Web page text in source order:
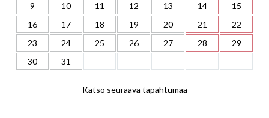
9
10 11 12 13 14
15
16
17 18 19 20 21
22
23
24 25 26 27 28
29
30
31
Katso seuraava tapahtumaa